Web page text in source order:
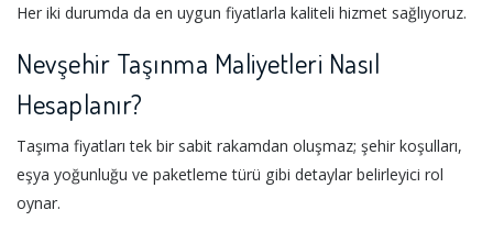
Her iki durumda da en uygun fiyatlarla kaliteli hizmet sağlıyoruz.
Nevşehir Taşınma Maliyetleri Nasıl
Hesaplanır?
Taşıma fiyatları tek bir sabit rakamdan oluşmaz; şehir koşulları,
eşya yoğunluğu ve paketleme türü gibi detaylar belirleyici rol
oynar.